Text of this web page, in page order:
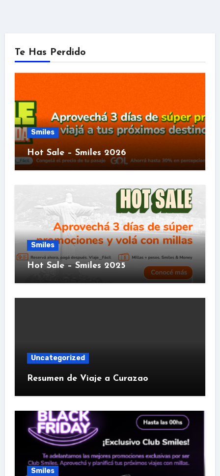
Te Has Perdido
Smiles
Hot Sale – Smiles 2026
Smiles
Hot Sale – Smiles 2025
Uncategorized
Resumen de Viaje a Curazao
Smiles